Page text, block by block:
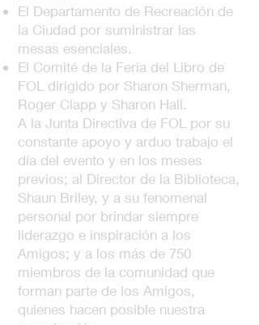
El Departamento de Recreación de
la Ciudad por suministrar las
mesas esenciales.
El Comité de la Feria del Libro de
FOL dirigido por Sharon Sherman,
Roger Clapp y Sharon Hall.
A la Junta Directiva de FOL por su
constante apoyo y arduo trabajo el
día del evento y en los meses
previos; al Director de la Biblioteca,
Shaun Briley, y a su fenomenal
personal por brindar siempre
liderazgo e inspiración a los
Amigos; y a los más de 750
miembros de la comunidad que
forman parte de los Amigos,
quienes hacen posible nuestra